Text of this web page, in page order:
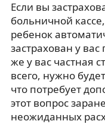
Если вы
больничной
ребенок
застрахован у
же у вас частная
всего, нужно
что потребует
этот вопрос
неожиданных